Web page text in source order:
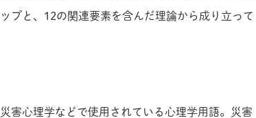
プと、12の関連要素を含んだ理論から成り立って
害心理学などで使用されている心理学用語。災害